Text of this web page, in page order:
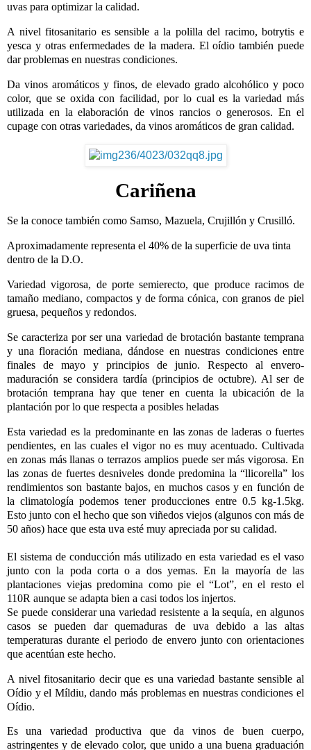
uvas para optimizar la calidad.
A nivel fitosanitario es sensible a la polilla del racimo, botrytis e
yesca y otras enfermedades de la madera. El oídio también puede
dar problemas en nuestras condiciones.
Da vinos aromáticos y finos, de elevado grado alcohólico y poco
color, que se oxida con facilidad, por lo cual es la variedad más
utilizada en la elaboración de vinos rancios o generosos. En el
cupage con otras variedades, da vinos aromáticos de gran calidad.
Cariñena
Se la conoce también como Samso, Mazuela, Crujillón y Crusilló.
Aproximadamente representa el 40% de la superficie de uva tinta
dentro de la D.O.
Variedad vigorosa, de porte semierecto, que produce racimos de
tamaño mediano, compactos y de forma cónica, con granos de piel
gruesa, pequeños y redondos.
Se caracteriza por ser una variedad de brotación bastante temprana
y una floración mediana, dándose en nuestras condiciones entre
finales de mayo y principios de junio. Respecto al envero-
maduración se considera tardía (principios de octubre). Al ser de
brotación temprana hay que tener en cuenta la ubicación de la
plantación por lo que respecta a posibles heladas
Esta variedad es la predominante en las zonas de laderas o fuertes
pendientes, en las cuales el vigor no es muy acentuado. Cultivada
en zonas más llanas o terrazos amplios puede ser más vigorosa. En
las zonas de fuertes desniveles donde predomina la “llicorella” los
rendimientos son bastante bajos, en muchos casos y en función de
la climatología podemos tener producciones entre 0.5 kg-1.5kg.
Esto junto con el hecho que son viñedos viejos (algunos con más de
50 años) hace que esta uva esté muy apreciada por su calidad.
El sistema de conducción más utilizado en esta variedad es el vaso
junto con la poda corta o a dos yemas. En la mayoría de las
plantaciones viejas predomina como pie el “Lot”, en el resto el
110R aunque se adapta bien a casi todos los injertos.
Se puede considerar una variedad resistente a la sequía, en algunos
casos se pueden dar quemaduras de uva debido a las altas
temperaturas durante el periodo de envero junto con orientaciones
que acentúan este hecho.
A nivel fitosanitario decir que es una variedad bastante sensible al
Oídio y el Míldiu, dando más problemas en nuestras condiciones el
Oídio.
Es una variedad productiva que da vinos de buen cuerpo,
astringentes y de elevado color, que unido a una buena graduación